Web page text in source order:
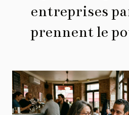
entreprises
prennent le